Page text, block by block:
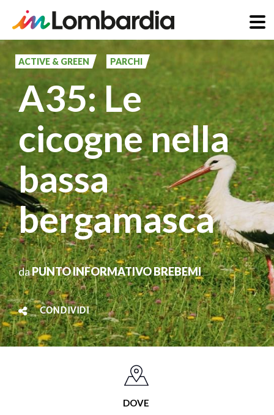
Salta
contenuto
principale
ACTIVE & GREEN PARCHI
A35: Le
cicogne nella
bassa
bergamasca
daPUNTO INFORMATIVO BREBEMI
CONDIVIDI
DOVE